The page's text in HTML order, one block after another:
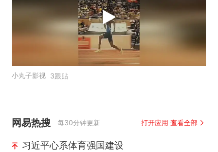
小丸子影视 3跟贴
网易热搜 每30分钟更新 打开应用 查看全部
习近平心系体育强国建设